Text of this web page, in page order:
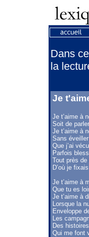
Dans
la
Je
Je t’aime à
Soit de
Je t’aime à
Sans
Que j’ai
Parfois
Tout près
D’où je
Je t’aime à
Que tu es
Je t’aime à
Lorsque la
Enveloppe
Les
Des
Qui me font